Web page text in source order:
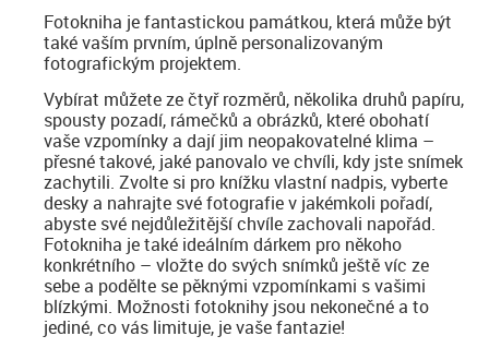
Fotokniha je fantastickou památkou, která může být
také vaším prvním, úplně personalizovaným
fotografickým projektem.
Vybírat můžete ze čtyř rozměrů, několika druhů papíru,
spousty pozadí, rámečků a obrázků, které obohatí
vaše vzpomínky a dají jim neopakovatelné klima –
přesné takové, jaké panovalo ve chvíli, kdy jste snímek
zachytili. Zvolte si pro knížku vlastní nadpis, vyberte
desky a nahrajte své fotografie v jakémkoli pořadí,
abyste své nejdůležitější chvíle zachovali napořád.
Fotokniha je také ideálním dárkem pro někoho
konkrétního – vložte do svých snímků ještě víc ze
sebe a podělte se pěknými vzpomínkami s vašimi
blízkými. Možnosti fotoknihy jsou nekonečné a to
jediné, co vás limituje, je vaše fantazie!